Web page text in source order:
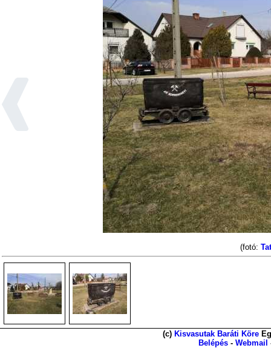
(fotó:
(c) Kisvasutak Baráti Köre
Belépés - Webmail